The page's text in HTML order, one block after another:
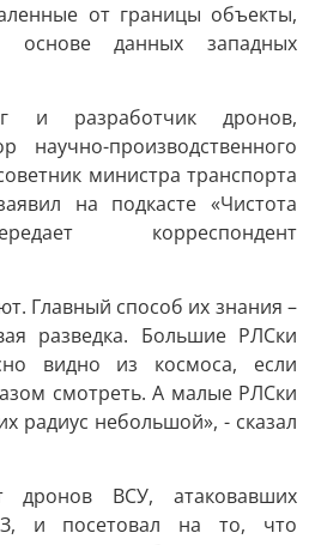
от границы объекты,
основе данных западных
и разработчик дронов,
научно-производственного
министра транспорта
на подкасте «Чистота
корреспондент
Главный способ их знания –
разведка. Большие РЛСки
видно из космоса, если
смотреть. А малые РЛСки
радиус небольшой», - сказал
ВСУ, атаковавших
и посетовал на то, что